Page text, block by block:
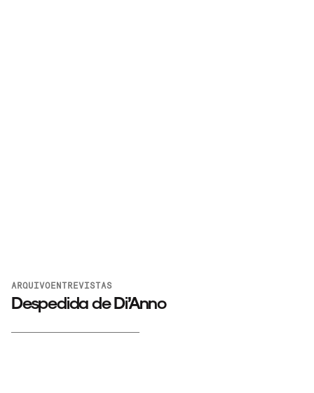
ARQUIVOENTREVISTAS
Despedida de Di’Anno